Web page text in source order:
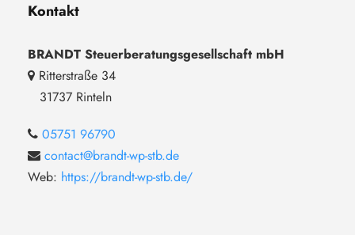
Kontakt
BRANDT Steuerberatungsgesellschaft mbH
Ritterstraße 34
31737 Rinteln
05751 96790
contact@brandt-wp-stb.de
Web: https://brandt-wp-stb.de/